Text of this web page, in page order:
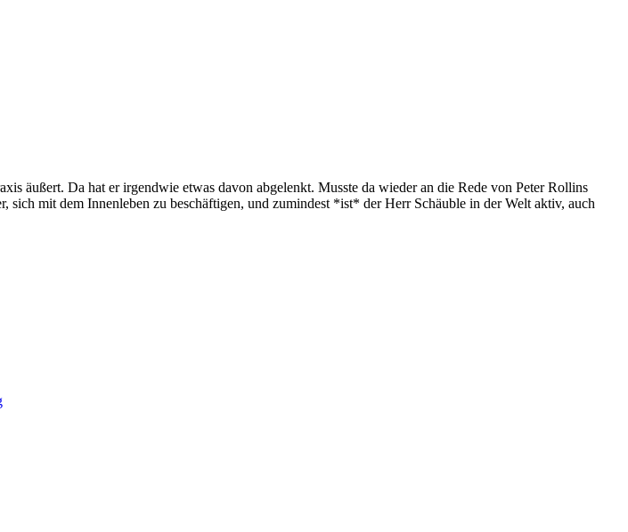
äußert. Da hat er irgendwie etwas davon abgelenkt. Musste da wieder an die Rede von Peter Rollins
sich mit dem Innenleben zu beschäftigen, und zumindest *ist* der Herr Schäuble in der Welt aktiv, auch